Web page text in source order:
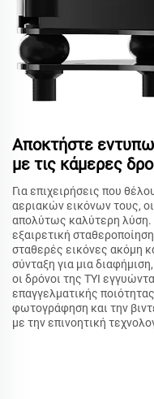
Αποκτήστε
με τις κάμερες
Για επιχειρήσεις που
αεριακών εικόνων τους,
απολύτως καλύτερη λύση.
εξαιρετική
σταθερές εικόνες ακόμη
σύνταξη για μια
οι δρόνοι της TYI
επαγγελματικής
φωτογράφηση και την
με την επινοητική